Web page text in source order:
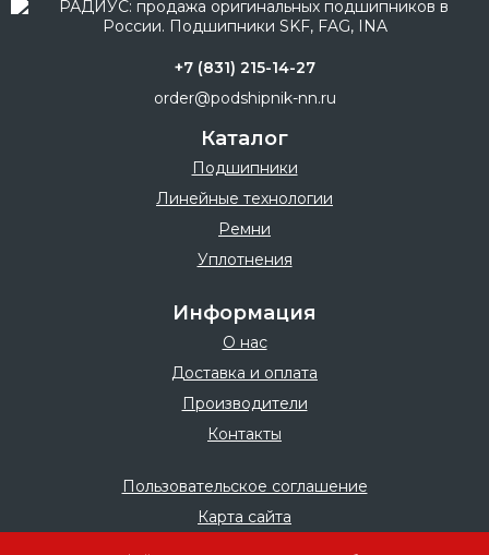
+7 (831) 215-14-27
order@podshipnik-nn.ru
Каталог
Подшипники
Линейные технологии
Ремни
Уплотнения
Информация
О нас
Доставка и оплата
Производители
Контакты
Пользовательское соглашение
Карта сайта